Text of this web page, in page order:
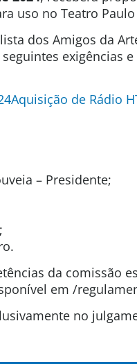
uso no Teatro Paulo
dos Amigos da
exigências
de Rádio
– Presidente;
da comissão
em /
no